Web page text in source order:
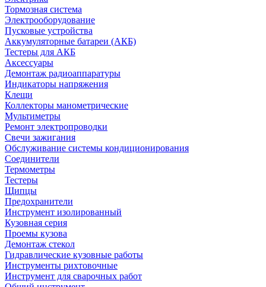
Тормозная система
Электрооборудование
Пусковые устройства
Аккумуляторные батареи (АКБ)
Тестеры для АКБ
Аксессуары
Демонтаж радиоаппаратуры
Индикаторы напряжения
Клещи
Коллекторы манометрические
Мультиметры
Ремонт электропроводки
Свечи зажигания
Обслуживание системы кондиционирования
Соединители
Термометры
Тестеры
Щипцы
Предохранители
Инструмент изолированный
Кузовная серия
Проемы кузова
Демонтаж стекол
Гидравлические кузовные работы
Инструменты рихтовочные
Инструмент для сварочных работ